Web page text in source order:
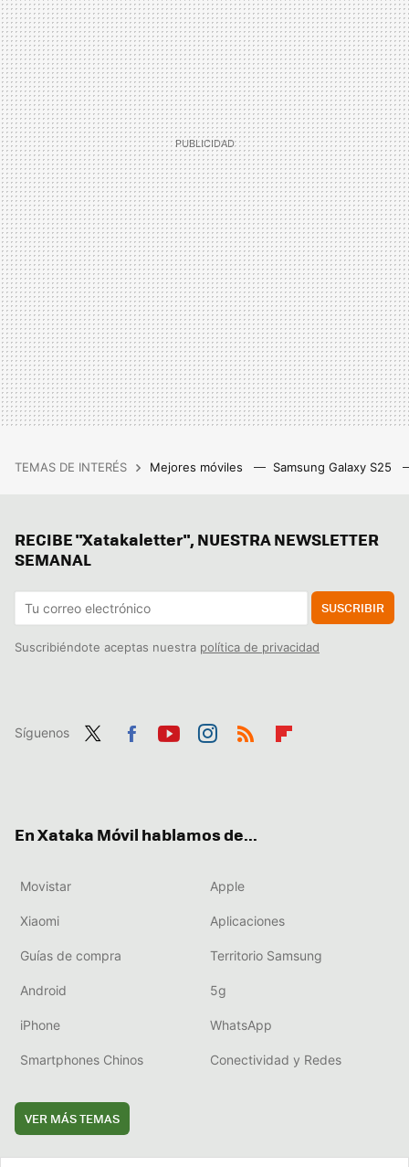
TEMAS DE INTERÉS Mejores móviles Samsung Galaxy S25
RECIBE "Xatakaletter", NUESTRA NEWSLETTER
SEMANAL
SUSCRIBIR
Suscribiéndote aceptas nuestra política de privacidad
Síguenos
En Xataka Móvil hablamos de...
Movistar Apple
Xiaomi Aplicaciones
Guías de compra Territorio Samsung
Android 5g
iPhone WhatsApp
Smartphones Chinos Conectividad y Redes
VER MÁS TEMAS